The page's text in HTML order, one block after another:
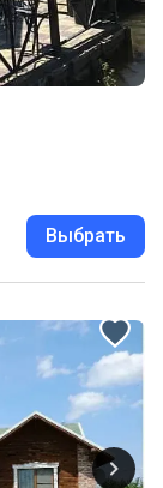
Выбрать